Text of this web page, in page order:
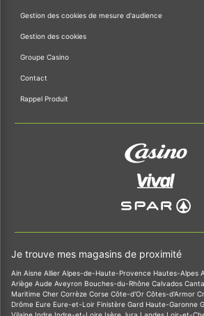
Gestion des cookies de mesure d'audience
Gestion des cookies
Groupe Casino
Contact
Rappel Produit
Je trouve mes magasins de proximité
Ain Aisne Allier Alpes-de-Haute-Provence Hautes-Alpes
Ariège Aude Aveyron Bouches-du-Rhône Calvados
Maritime Cher Corrèze Corse Côte-d'Or Côtes-d'Armor
Drôme Eure Eure-et-Loir Finistère Gard Haute-Garonne